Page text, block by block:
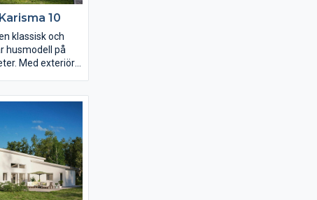
10
klassisk och
husmodell på
Med exteriöra
Njut av
vindskyddade
av huset och
avskilda
bort från gatan.